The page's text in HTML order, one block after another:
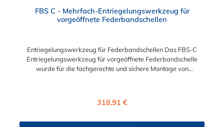
FBS C - Mehrfach-Entriegelungswerkzeug für
vorgeöffnete Federbandschellen
Entriegelungswerkzeug für Federbandschellen Das FBS-C
Entriegelungswerkzeug für vorgeöffnete Federbandschelle
wurde für die fachgerechte und sichere Montage von
montieren. Wir empfehlen Gewerbe und Industrie das
Regulärer Preis:
318,91 €